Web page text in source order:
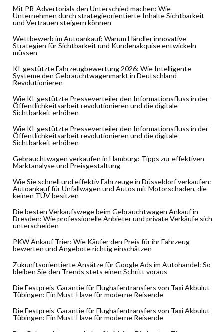
Mit PR-Advertorials den Unterschied machen: Wie
Unternehmen durch strategieorientierte Inhalte Sichtbarkeit
und Vertrauen steigern können
Wettbewerb im Autoankauf: Warum Händler innovative
Strategien für Sichtbarkeit und Kundenakquise entwickeln
müssen
KI-gestützte Fahrzeugbewertung 2026: Wie Intelligente
Systeme den Gebrauchtwagenmarkt in Deutschland
Revolutionieren
Wie KI-gestützte Presseverteiler den Informationsfluss in der
Öffentlichkeitsarbeit revolutionieren und die digitale
Sichtbarkeit erhöhen
Wie KI-gestützte Presseverteiler den Informationsfluss in der
Öffentlichkeitsarbeit revolutionieren und die digitale
Sichtbarkeit erhöhen
Gebrauchtwagen verkaufen in Hamburg: Tipps zur effektiven
Marktanalyse und Preisgestaltung
Wie Sie schnell und effektiv Fahrzeuge in Düsseldorf verkaufen:
Autoankauf für Unfallwagen und Autos mit Motorschaden, die
keinen TÜV besitzen
Die besten Verkaufswege beim Gebrauchtwagen Ankauf in
Dresden: Wie professionelle Anbieter und private Verkäufe sich
unterscheiden
PKW Ankauf Trier: Wie Käufer den Preis für ihr Fahrzeug
bewerten und Angebote richtig einschätzen
Zukunftsorientierte Ansätze für Google Ads im Autohandel: So
bleiben Sie den Trends stets einen Schritt voraus
Die Festpreis-Garantie für Flughafentransfers von Taxi Akbulut
Tübingen: Ein Must-Have für moderne Reisende
Die Festpreis-Garantie für Flughafentransfers von Taxi Akbulut
Tübingen: Ein Must-Have für moderne Reisende